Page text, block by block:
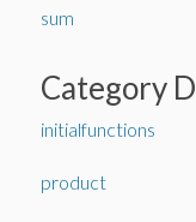
sum
Category
initialfunctions
product